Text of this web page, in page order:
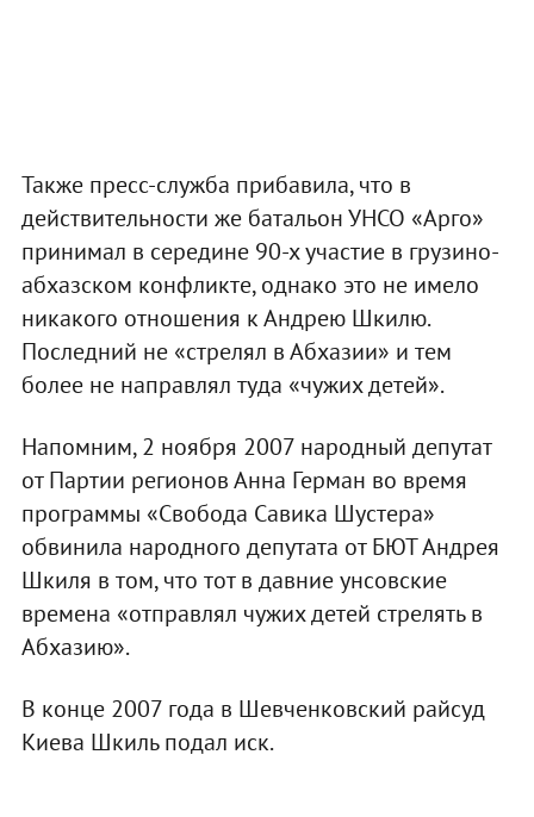
Также пресс-служба прибавила, что в
действительности же батальон УНСО «Арго»
принимал в середине 90-х участие в грузино-
абхазском конфликте, однако это не имело
никакого отношения к Андрею Шкилю.
Последний не «стрелял в Абхазии» и тем
более не направлял туда «чужих детей».
Напомним, 2 ноября 2007 народный депутат
от Партии регионов Анна Герман во время
программы «Свобода Савика Шустера»
обвинила народного депутата от БЮТ Андрея
Шкиля в том, что тот в давние унсовские
времена «отправлял чужих детей стрелять в
Абхазию».
В конце 2007 года в Шевченковский райсуд
Киева Шкиль подал иск.